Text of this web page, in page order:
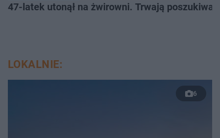
47-latek utonął na żwirowni. Trwają
LOKALNIE:
6